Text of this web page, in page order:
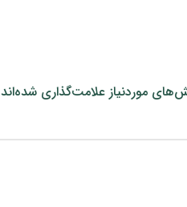
موردنیاز علامت‌گذاری شده‌اند